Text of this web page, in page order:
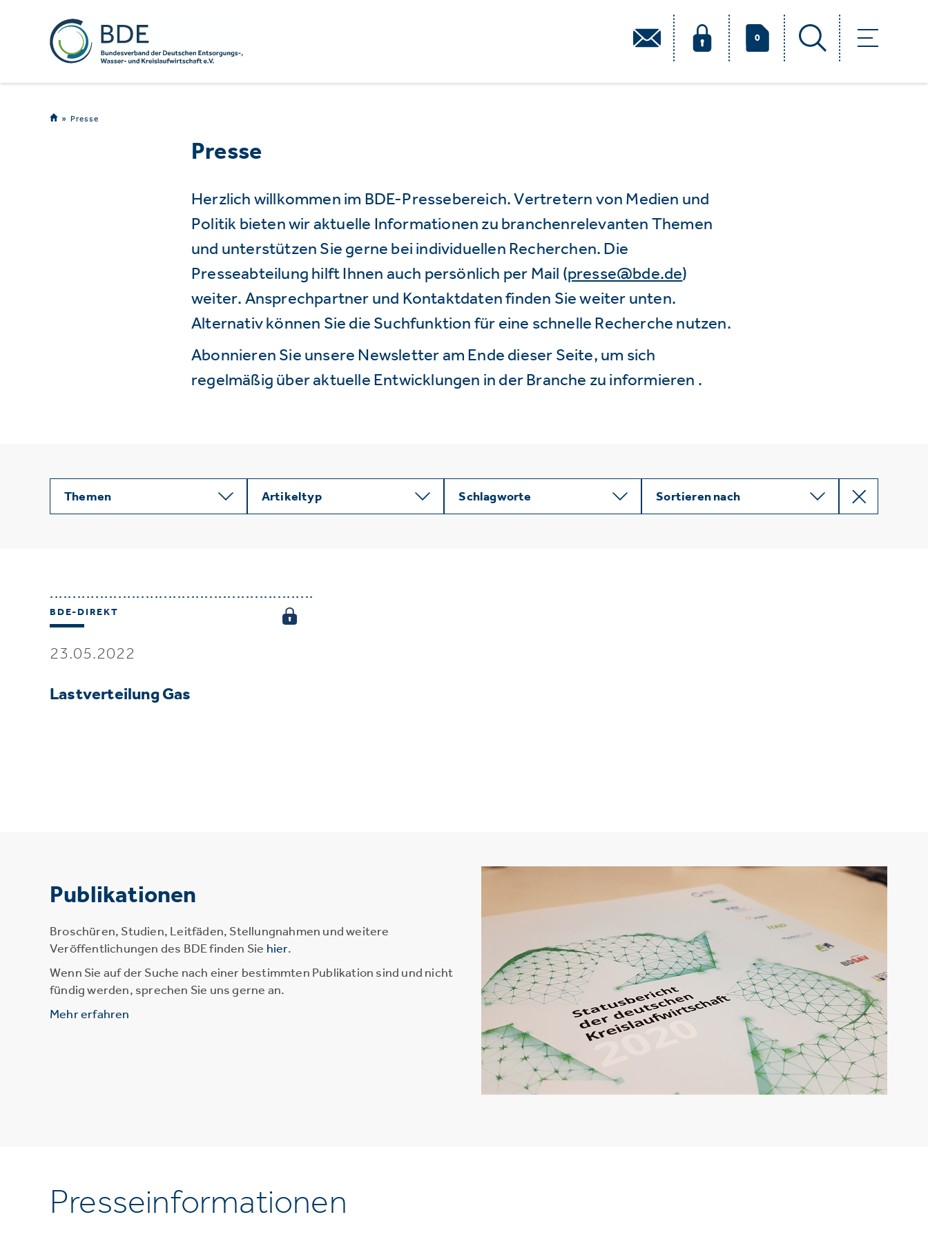
0
Presse
Presse
Herzlich willkommen im BDE-Pressebereich. Vertretern von Medien und
Politik bieten wir aktuelle Informationen zu branchenrelevanten Themen
und unterstützen Sie gerne bei individuellen Recherchen. Die
Presseabteilung hilft Ihnen auch persönlich per Mail (presse@bde.de)
weiter. Ansprechpartner und Kontaktdaten finden Sie weiter unten.
Alternativ können Sie die Suchfunktion für eine schnelle Recherche nutzen.
Abonnieren Sie unsere Newsletter am Ende dieser Seite, um sich
regelmäßig über aktuelle Entwicklungen in der Branche zu informieren .
Themen Artikeltyp Schlagworte Sortieren nach
BDE-DIREKT
23.05.2022
Lastverteilung Gas
Publikationen
Broschüren, Studien, Leitfäden, Stellungnahmen und weitere
Veröffentlichungen des BDE finden Sie hier.
Wenn Sie auf der Suche nach einer bestimmten Publikation sind und nicht
fündig werden, sprechen Sie uns gerne an.
Mehr erfahren
Presseinformationen